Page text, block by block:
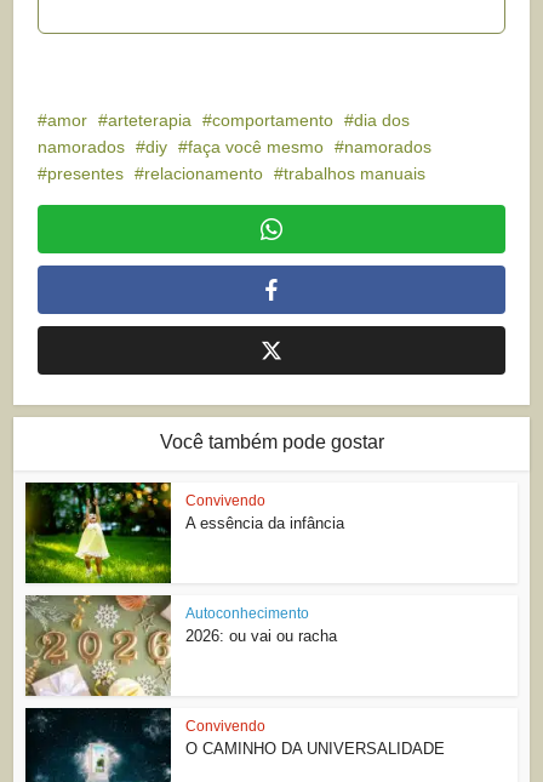
amor arteterapia comportamento
dia dos
namorados
diy faça você mesmo
namorados
presentes
relacionamento trabalhos manuais
Você também pode gostar
Convivendo
A essência da infância
Autoconhecimento
2026: ou vai ou racha
Convivendo
O CAMINHO DA UNIVERSALIDADE